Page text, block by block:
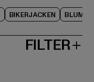
BIKERJACKEN
FILTER